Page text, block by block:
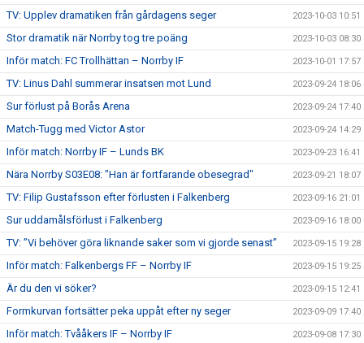
TV: Upplev dramatiken från gårdagens seger 2023-10-03 10:51
Stor dramatik när Norrby tog tre poäng 2023-10-03 08:30
Inför match: FC Trollhättan – Norrby IF 2023-10-01 17:57
TV: Linus Dahl summerar insatsen mot Lund 2023-09-24 18:06
Sur förlust på Borås Arena 2023-09-24 17:40
Match-Tugg med Victor Astor 2023-09-24 14:29
Inför match: Norrby IF – Lunds BK 2023-09-23 16:41
Nära Norrby S03E08: "Han är fortfarande obesegrad" 2023-09-21 18:07
TV: Filip Gustafsson efter förlusten i Falkenberg 2023-09-16 21:01
Sur uddamålsförlust i Falkenberg 2023-09-16 18:00
TV: ”Vi behöver göra liknande saker som vi gjorde senast” 2023-09-15 19:28
Inför match: Falkenbergs FF – Norrby IF 2023-09-15 19:25
Är du den vi söker? 2023-09-15 12:41
Formkurvan fortsätter peka uppåt efter ny seger 2023-09-09 17:40
Inför match: Tvååkers IF – Norrby IF 2023-09-08 17:30